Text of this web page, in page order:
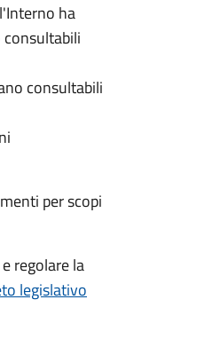
ha
consultabili
per scopi
regolare la
legislativo